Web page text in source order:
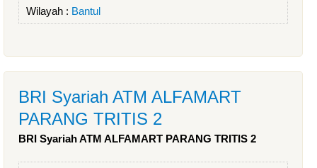
Wilayah : Bantul
BRI Syariah ATM ALFAMART
PARANG TRITIS 2
BRI Syariah ATM ALFAMART PARANG TRITIS 2